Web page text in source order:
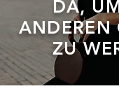
DA,
ANDEREN
ZU